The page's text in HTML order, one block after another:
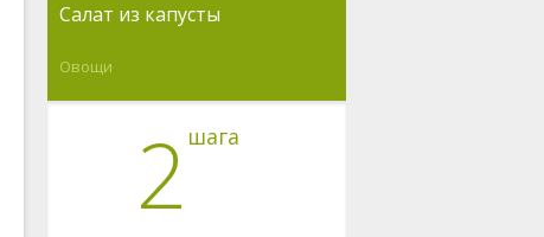
Салат из капусты
Овощи
2 шага